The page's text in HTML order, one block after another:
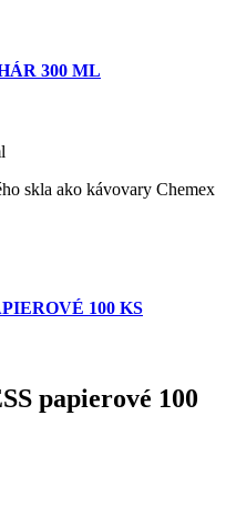
300 ML
skla ako kávovary Chemex
100 KS
papierové 100